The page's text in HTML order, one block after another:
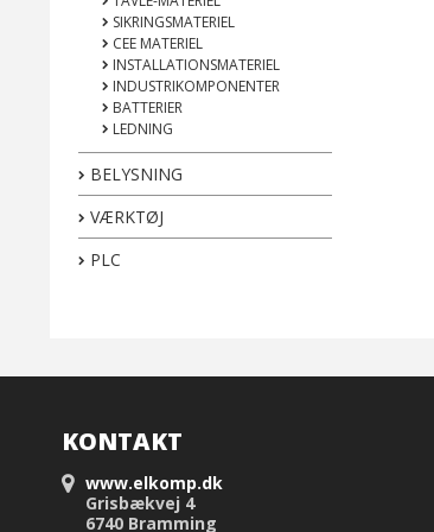
SIKRINGSMATERIEL
CEE MATERIEL
INSTALLATIONSMATERIEL
INDUSTRIKOMPONENTER
BATTERIER
LEDNING
BELYSNING
VÆRKTØJ
PLC
KONTAKT
www.elkomp.dk
Grisbækvej 4
6740 Bramming